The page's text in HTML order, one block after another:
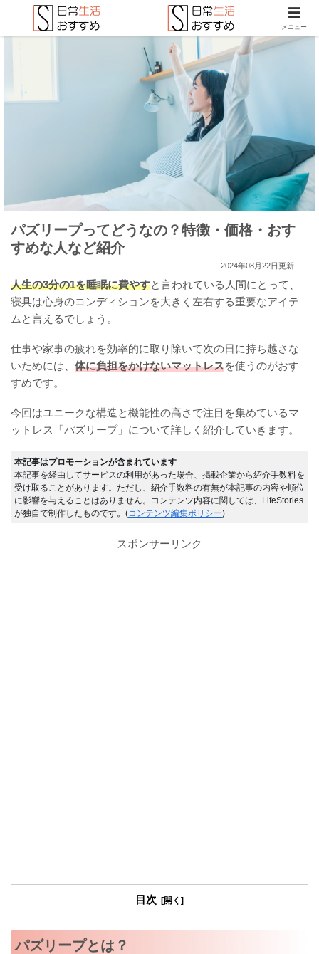
パズリープってどうなの？特徴・価格・おす
すめな人など紹介
2024年08月22日更新
人生の3分の1を睡眠に費やすと言われている人間にとって、
寝具は心身のコンディションを大きく左右する重要なアイテ
ムと言えるでしょう。
仕事や家事の疲れを効率的に取り除いて次の日に持ち越さな
いためには、 体に負担をかけないマットレスを使うのがおす
すめです。
今回はユニークな構造と機能性の高さで注目を集めているマ
ットレス「パズリープ」について詳しく紹介していきます。
本記事はプロモーションが含まれています
本記事を経由してサービスの利用があった場合、掲載企業から紹介手数料を
受け取ることがあります。ただし、紹介手数料の有無が本記事の内容や順位
に影響を与えることはありません。コンテンツ内容に関しては、LifeStories
が独自で制作したものです。(コンテンツ編集ポリシー)
スポンサーリンク
目次
パズリープとは？
メニュー